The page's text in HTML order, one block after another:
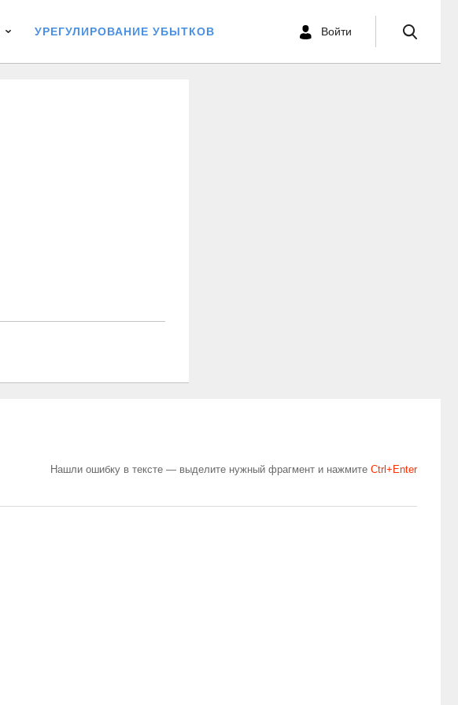
УРЕГУЛИРОВАНИЕ УБЫТКОВ Войти
Нашли ошибку в тексте — выделите нужный фрагмент и нажмите Сtrl+Enter